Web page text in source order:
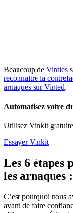
Beaucoup de Vinties
reconnaitre la
arnaques sur Vinted.
Automatisez votre
Utilisez Vinkit
Essayer Vinkit
Les 6 étapes
les arnaques :
C’est pourquoi nous
avant de faire